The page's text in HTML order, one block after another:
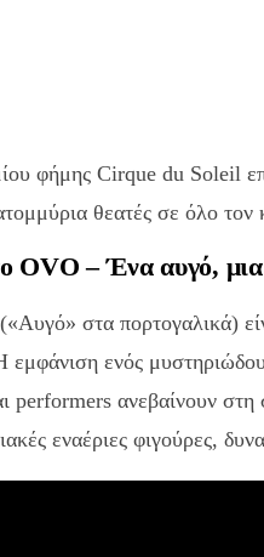
φήμης Cirque du Soleil
θεατές σε όλο τον
OVO – Ένα αυγό,
στα πορτογαλικά)
εμφάνιση ενός
performers ανεβαίνουν
εναέριες φιγούρες,